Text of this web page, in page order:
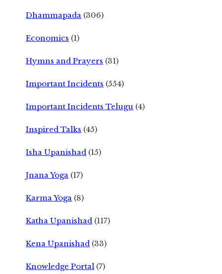
Dhammapada (306)
Economics (1)
Hymns and Prayers (31)
Important Incidents (554)
Important Incidents Telugu (4)
Inspired Talks (45)
Isha Upanishad (15)
Jnana Yoga (17)
Karma Yoga (8)
Katha Upanishad (117)
Kena Upanishad (33)
Knowledge Portal (7)